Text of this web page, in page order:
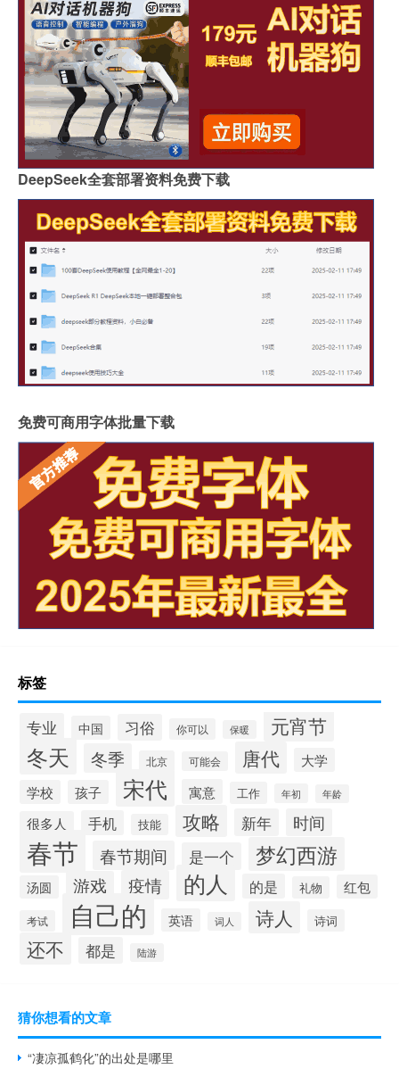
DeepSeek全套部署资料免费下载
免费可商用字体批量下载
标签
专业 中国 习俗 你可以 保暖 元宵节
冬天 冬季 北京 可能会 唐代
大学
学校
孩子 宋代 寓意 工作 年初 年龄
很多人 手机 技能 攻略 新年 时间
春节 春节期间 是一个 梦幻西游
汤圆 游戏 疫情 的人 的是 礼物 红包
考试 自己的 英语 词人 诗人 诗词
还不 都是 陆游
猜你想看的文章
“凄凉孤鹤化”的出处是哪里